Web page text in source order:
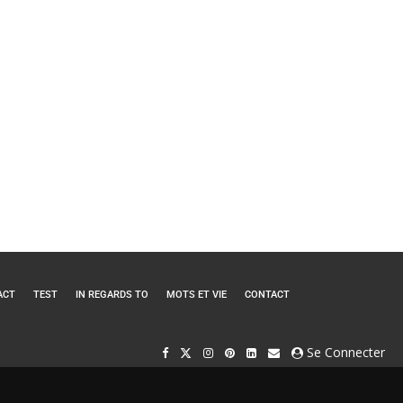
TEST IN REGARDS TO MOTS ET VIE CONTACT
Se Connecter